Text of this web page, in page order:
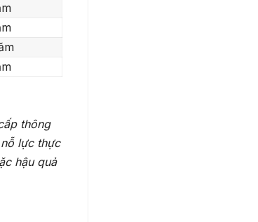
thông
lực thực
hậu quả